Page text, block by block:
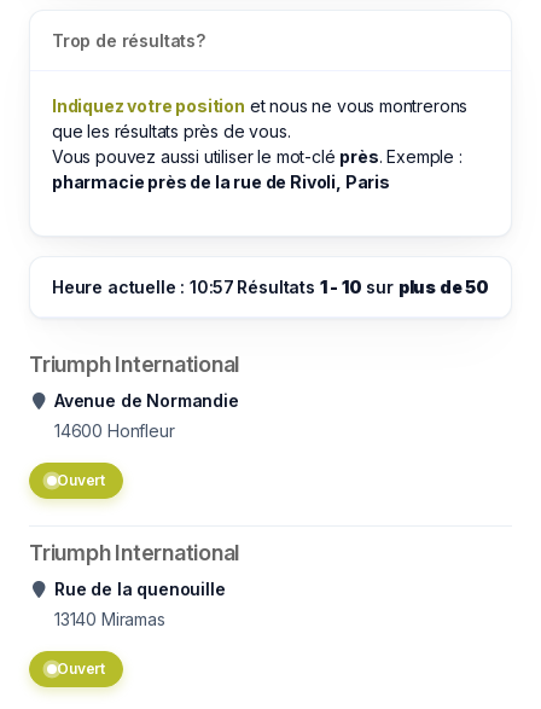
Trop de résultats?
Indiquez votre position et nous ne vous montrerons
que les résultats près de vous.
Vous pouvez aussi utiliser le mot-clé près. Exemple :
pharmacie près de la rue de Rivoli, Paris
Heure actuelle : 10:57 Résultats 1 - 10 sur plus de 50
Triumph International
Avenue de Normandie
14600 Honfleur
Ouvert
Triumph International
Rue de la quenouille
13140 Miramas
Ouvert